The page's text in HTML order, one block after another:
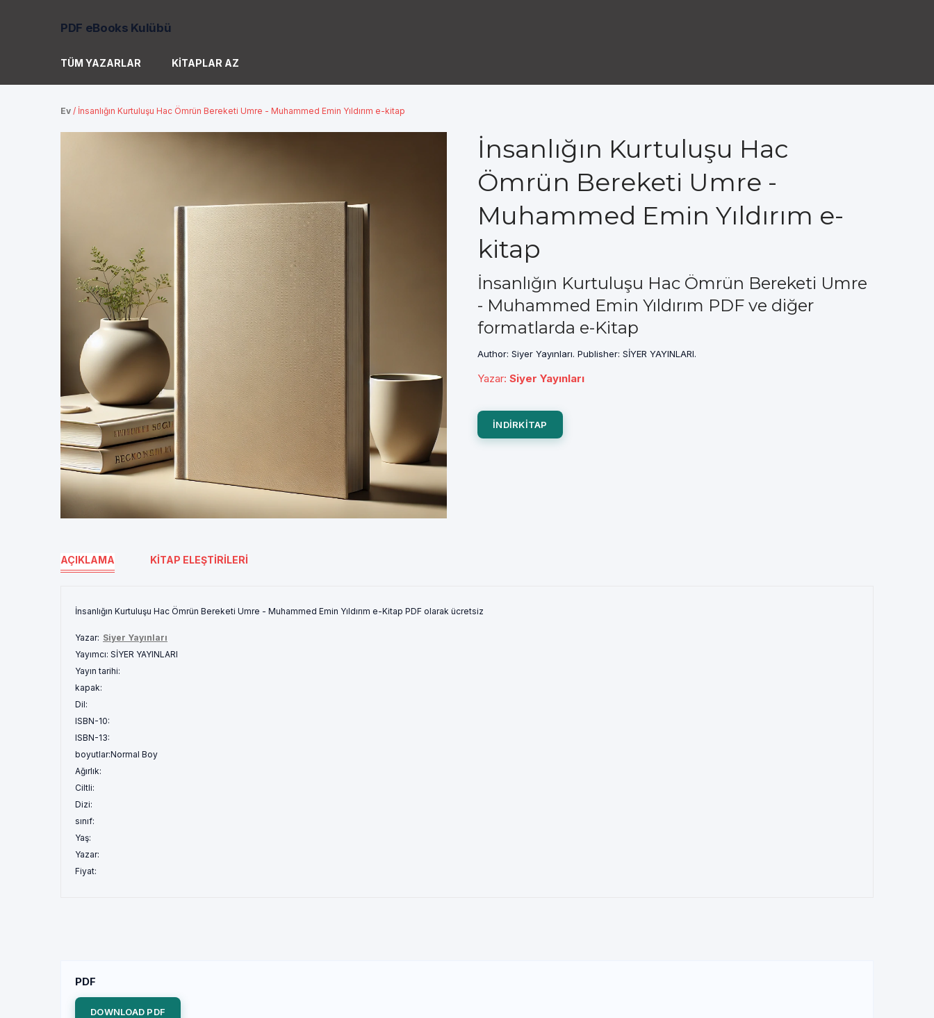
PDF eBooks Kulübü
TÜM YAZARLAR KITAPLAR AZ
Ev / İnsanlığın Kurtuluşu Hac Ömrün Bereketi Umre - Muhammed Emin Yıldırım e-kitap
İnsanlığın Kurtuluşu Hac
Ömrün Bereketi Umre -
Muhammed Emin Yıldırım e-
kitap
İnsanlığın Kurtuluşu Hac Ömrün Bereketi Umre
- Muhammed Emin Yıldırım PDF ve diğer
formatlarda e-Kitap
Author: Siyer Yayınları. Publisher: SİYER YAYINLARI.
Yazar: Siyer Yayınları
INDIRKITAP
AÇIKLAMA KITAP ELEŞTIRILERI
İnsanlığın Kurtuluşu Hac Ömrün Bereketi Umre - Muhammed Emin Yıldırım e-Kitap PDF olarak ücretsiz
Yazar: Siyer Yayınları
Yayımcı: SİYER YAYINLARI
Yayın tarihi:
kapak:
Dil:
ISBN-10:
ISBN-13:
boyutlar:Normal Boy
Ağırlık:
Ciltli:
Dizi:
sınıf:
Yaş:
Yazar:
Fiyat:
PDF
DOWNLOAD PDF